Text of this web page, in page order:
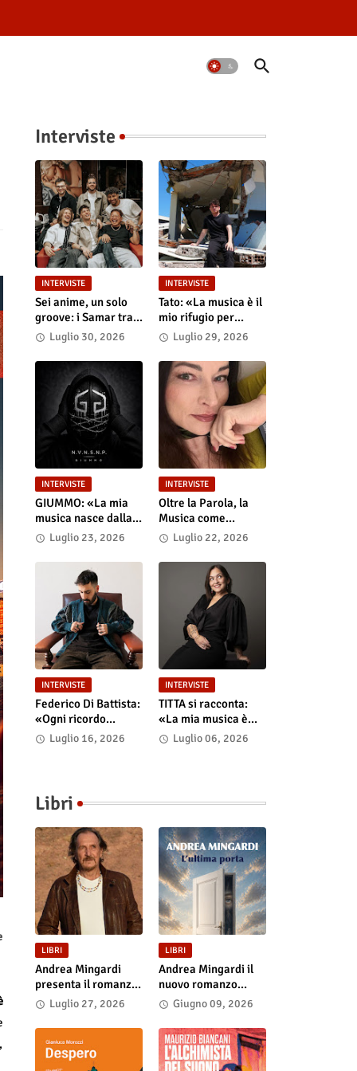
Interviste
INTERVISTE
Sei anime, un solo
groove: i Samar tra
la magia del live e i
grandi sogni
Luglio 30, 2026
INTERVISTE
Tato: «La musica è il
mio rifugio per
riempire i nostri
"Vuoti digitali"»
Luglio 29, 2026
INTERVISTE
GIUMMO: «La mia
musica nasce dalla
realtà e dalla verità
dei contenuti»
Luglio 23, 2026
INTERVISTE
Oltre la Parola, la
Musica come
Portale: Anastasia
Anniemore 24 si
Racconta tra Poesia,
Produzione e Nuove
Luglio 22, 2026
INTERVISTE
Federico Di Battista:
«Ogni ricordo
continua a vivere nel
presente»
Luglio 16, 2026
INTERVISTE
TITTA si racconta:
«La mia musica è
uno spazio psico-
punk in cui il corpo
Luglio 06, 2026
Libri
LIBRI
Andrea Mingardi
presenta il romanzo
“L'ultima porta” il 31
luglio alla Fiera di
San Lazzaro
Luglio 27, 2026
LIBRI
Andrea Mingardi il
nuovo romanzo
“L'ultima porta”,
disponibile in
libreria e negli store
digitali
Giugno 09, 2026